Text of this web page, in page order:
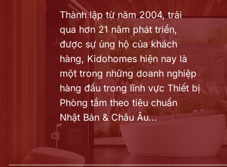
Thành lập từ năm 2004, trải
qua hơn 21 năm phát triển,
được sự ủng hộ của khách
hàng, Kidohomes hiện nay là
một trong những doanh nghiệp
hàng đầu trong lĩnh vực Thiết bị
Phòng tắm theo tiêu chuẩn
Nhật Bản & Châu Âu...